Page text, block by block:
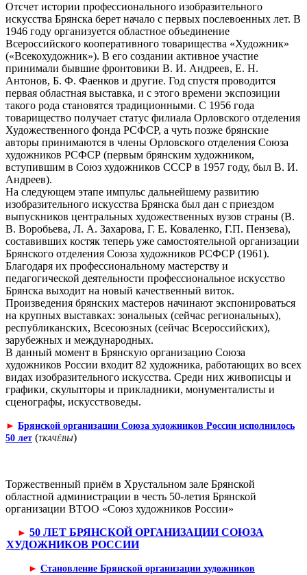
Отсчет истории профессионального изобразительного
искусства Брянска берет начало с первых послевоенных лет. В
1946 году организуется областное объединение
Всероссийского кооперативного товарищества «Художник»
(«Всекохудожник»). В его создании активное участие
принимали бывшие фронтовики В. И. Андреев, Е. Н.
Антонов, Б. Ф. Фаенков и другие. Год спустя проводится
первая областная выставка, и с этого времени экспозиции
такого рода становятся традиционными. С 1956 года
товарищество получает статус филиала Орловского отделения
Художественного фонда РСФСР, а чуть позже брянские
авторы принимаются в члены Орловского отделения Союза
художников РСФСР (первым брянским художником,
вступившим в Союз художников СССР в 1957 году, был В. И.
Андреев).
На следующем этапе импульс дальнейшему развитию
изобразительного искусства Брянска был дан с приездом
выпускников центральных художественных вузов страны (В.
В. Воробьева, Л. А. Захарова, Г. Е. Коваленко, Г.П. Пензева),
составивших костяк теперь уже самостоятельной организации
Брянского отделения Союза художников РСФСР (1961).
Благодаря их профессиональному мастерству и
педагогической деятельности профессиональное искусство
Брянска выходит на новый качественный виток.
Произведения брянских мастеров начинают экспонироваться
на крупных выставках: зональных (сейчас региональных),
республиканских, Всесоюзных (сейчас Всероссийских),
зарубежных и международных.
В данный момент в Брянскую организацию Союза
художников России входит 82 художника, работающих во всех
видах изобразительного искусства. Среди них живописцы и
графики, скульпторы и прикладники, монументалисты и
сценографы, искусствоведы.
► Брянской организации Союза художников России исполнилось
50 лет (ТКАЧЁВЫ)
Торжественный приём в Хрустальном зале Брянской
областной администрации в честь 50-летия Брянской
организации ВТОО «Союз художников России»
► 50 ЛЕТ БРЯНСКОЙ ОРГАНИЗАЦИИ СОЮЗА
ХУДОЖНИКОВ РОССИИ
► Становление Брянской организации художников